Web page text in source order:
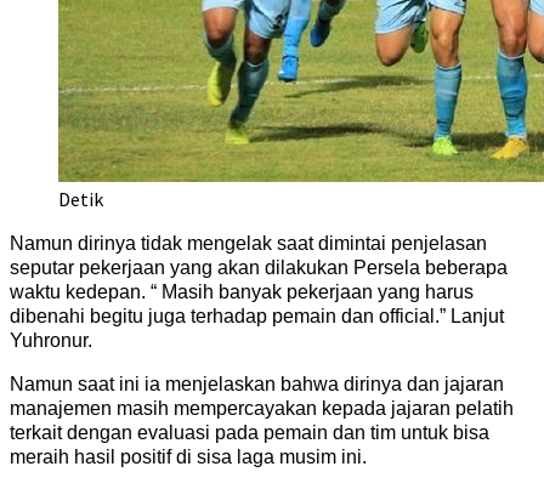
Detik
Namun dirinya tidak mengelak saat dimintai penjelasan
seputar pekerjaan yang akan dilakukan Persela beberapa
waktu kedepan. “ Masih banyak pekerjaan yang harus
dibenahi begitu juga terhadap pemain dan official.” Lanjut
Yuhronur.
Namun saat ini ia menjelaskan bahwa dirinya dan jajaran
manajemen masih mempercayakan kepada jajaran pelatih
terkait dengan evaluasi pada pemain dan tim untuk bisa
meraih hasil positif di sisa laga musim ini.